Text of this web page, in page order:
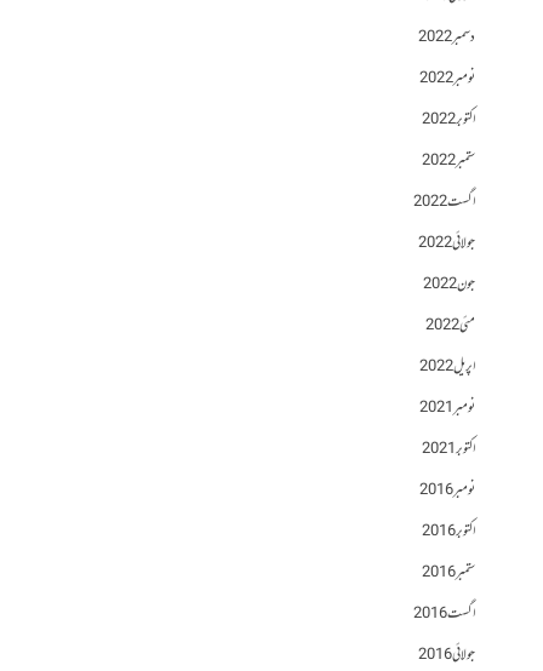
دسمبر 2022
نومبر 2022
اکتوبر 2022
ستمبر 2022
اگست 2022
جولائی 2022
جون 2022
مئی 2022
اپریل 2022
نومبر 2021
اکتوبر 2021
نومبر 2016
اکتوبر 2016
ستمبر 2016
اگست 2016
جولائی 2016